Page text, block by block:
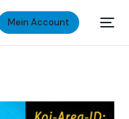
Mein Account